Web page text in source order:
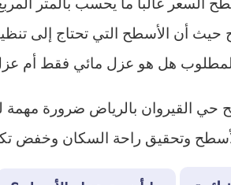
أن الأسطح التي تحتاج إلى
هل هو عزل مائي فقط أم
القيروان بالرياض ضرورة مهمة
وتحقيق راحة السكان وخفض